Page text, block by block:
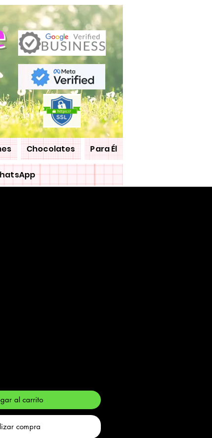
Chocolates Para Él
al carrito
compra